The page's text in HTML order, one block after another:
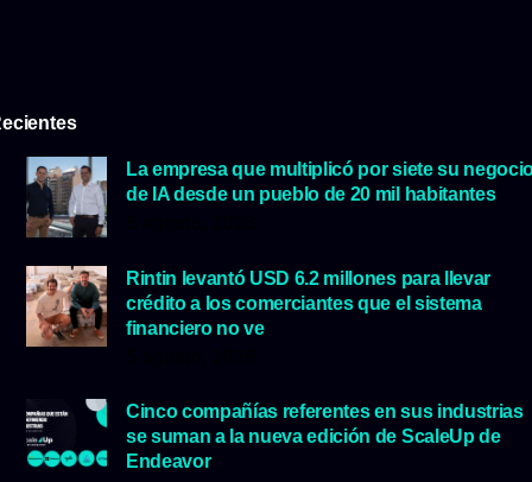
La empresa que multiplicó por siete su
de IA desde un pueblo de 20 mil habitantes
Rintin levantó USD 6.2 millones para llevar
crédito a los comerciantes que el sistema
financiero no ve
Cinco compañías referentes en sus industrias
se suman a la nueva edición de ScaleUp de
Endeavor